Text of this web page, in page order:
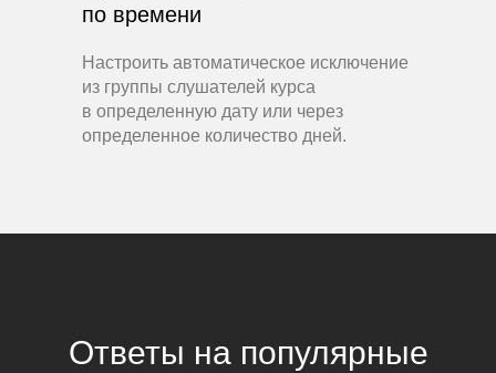
по времени
Настроить автоматическое исключение
из группы слушателей курса
в определенную дату или через
определенное количество дней.
Ответы на популярные